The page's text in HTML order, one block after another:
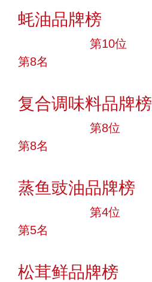
蚝油品牌榜
第10位
第8名
复合调味料品牌榜
第8位
第8名
蒸鱼豉油品牌榜
第4位
第5名
松茸鲜品牌榜